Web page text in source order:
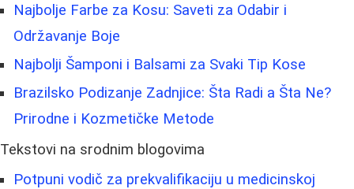
Najbolje Farbe za Kosu: Saveti za Odabir i
Održavanje Boje
Najbolji Šamponi i Balsami za Svaki Tip Kose
Brazilsko Podizanje Zadnjice: Šta Radi a Šta Ne?
Prirodne i Kozmetičke Metode
Tekstovi na srodnim blogovima
Potpuni vodič za prekvalifikaciju u medicinskoj